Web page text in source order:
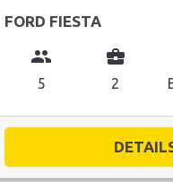
FORD FIESTA
group
5
business_center
2